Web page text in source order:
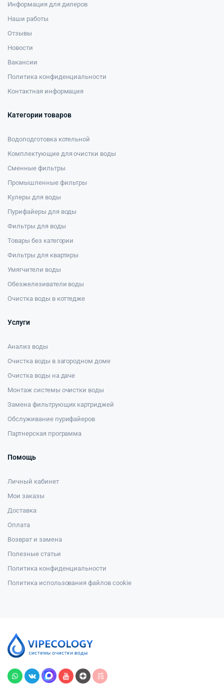
Информация для дилеров
Наши работы
Отзывы
Новости
Вакансии
Политика конфиденциальности
Контактная информация
Категории товаров
Водоподготовка котельной
Комплектующие для очистки воды
Сменные фильтры
Промышленные фильтры
Кулеры для воды
Пурифайеры для воды
Фильтры для воды
Товары без категории
Фильтры для квартиры
Умягчители воды
Обезжелезиватели воды
Очистка воды в коттедже
Услуги
Анализ воды
Очистка воды в загородном доме
Очистка воды на даче
Монтаж системы очистки воды
Замена фильтрующих картриджей
Обслуживание пурифайеров
Партнерская программа
Помощь
Личный кабинет
Мои заказы
Доставка
Оплата
Возврат и замена
Полезные статьи
Политика конфиденциальности
Политика использования файлов cookie